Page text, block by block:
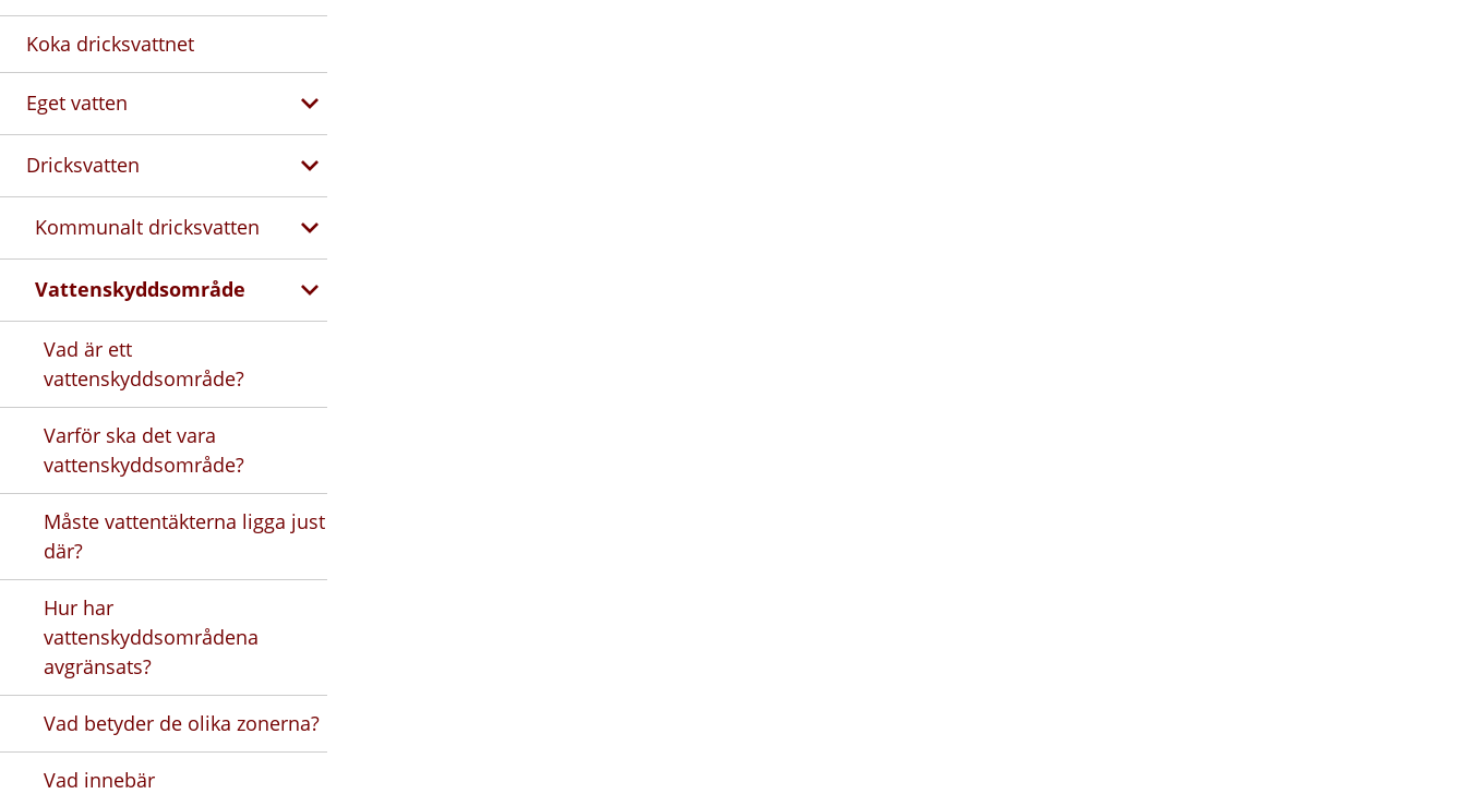
Koka dricksvattnet
Eget vatten
Dricksvatten
Kommunalt dricksvatten
Vattenskyddsområde
Vad är ett
vattenskyddsområde?
Varför ska det vara
vattenskyddsområde?
Måste vattentäkterna ligga just
där?
Hur har
vattenskyddsområdena
avgränsats?
Vad betyder de olika zonerna?
Vad innebär